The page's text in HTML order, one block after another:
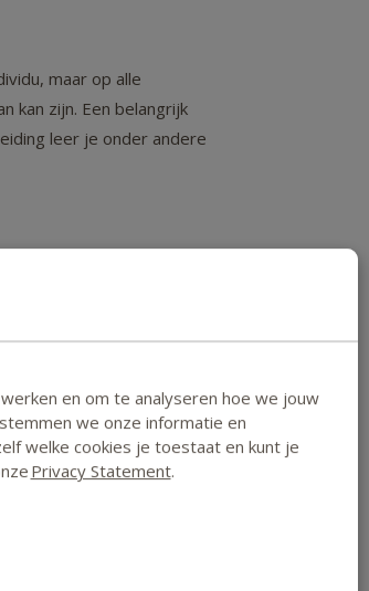
en om te analyseren hoe we jouw
we onze informatie en
welke cookies je toestaat en kunt je
Privacy Statement.
maar op alle
kan zijn. Een belangrijk
leer je onder andere
deel aan het
beantwoordt.